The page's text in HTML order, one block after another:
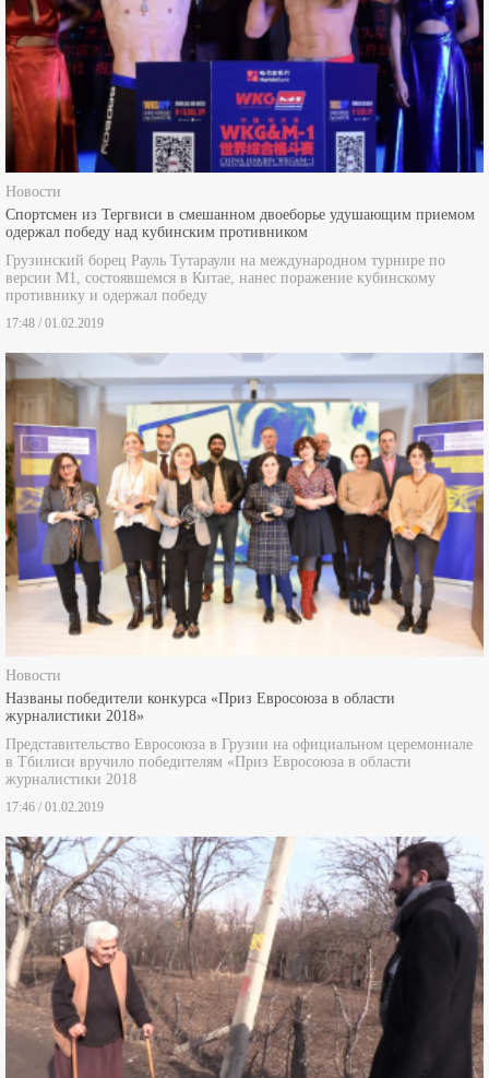
Новости
Спортсмен из Тергвиси в смешанном двоеборье удушающим приемом
одержал победу над кубинским противником
Грузинский борец Рауль Тутараули на международном турнире по
версии М1, состоявшемся в Китае, нанес поражение кубинскому
противнику и одержал победу
17:48 / 01.02.2019
Новости
Названы победители конкурса «Приз Евросоюза в области
журналистики 2018»
Представительство Евросоюза в Грузии на официальном церемониале
в Тбилиси вручило победителям «Приз Евросоюза в области
журналистики 2018
17:46 / 01.02.2019